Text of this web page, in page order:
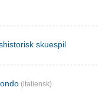
skuespil
(italiensk)